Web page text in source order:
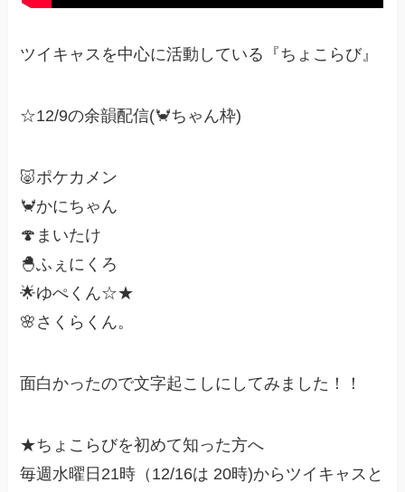
ツイキャスを中心に活動している『ちょこらび』
☆12/9の余韻配信(🦀ちゃん枠)
🐷ポケカメン
🦀かにちゃん
🍄まいたけ
🐣ふぇにくろ
🌟ゆぺくん☆★
🌸さくらくん。
面白かったので文字起こしにしてみました！！
★ちょこらびを初めて知った方へ
毎週水曜日21時（12/16は 20時)からツイキャスと